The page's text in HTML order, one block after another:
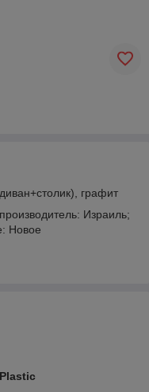
графит
Израиль;
Новое